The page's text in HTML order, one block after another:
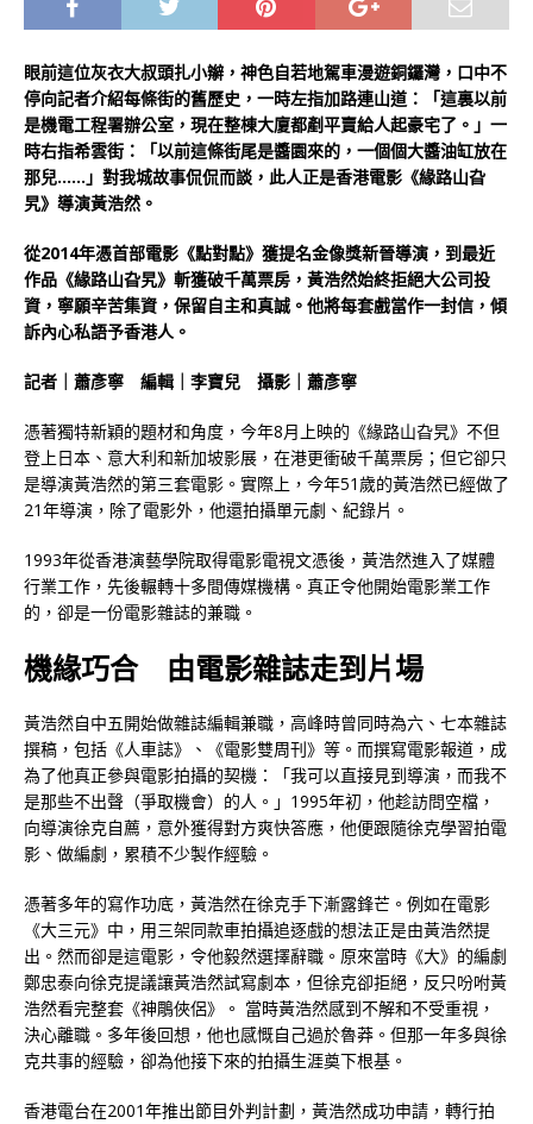
眼前這位灰衣大叔頭扎小辮，神色自若地駕車漫遊銅鑼灣，口中不
停向記者介紹每條街的舊歷史，一時左指加路連山道：「這裏以前
是機電工程署辦公室，現在整棟大廈都剷平賣給人起豪宅了。」一
時右指希雲街：「以前這條街尾是醬園來的，一個個大醬油缸放在
那兒……」對我城故事侃侃而談，此人正是香港電影《緣路山旮
旯》導演黃浩然。
從2014年憑首部電影《點對點》獲提名金像獎新晉導演，到最近
作品《緣路山旮旯》斬獲破千萬票房，黃浩然始終拒絕大公司投
資，寧願辛苦集資，保留自主和真誠。他將每套戲當作一封信，傾
訴內心私語予香港人。
記者｜蕭彥寧 編輯｜李寶兒 攝影｜蕭彥寧
憑著獨特新穎的題材和角度，今年8月上映的《緣路山旮旯》不但
登上日本、意大利和新加坡影展，在港更衝破千萬票房；但它卻只
是導演黃浩然的第三套電影。實際上，今年51歲的黃浩然已經做了
21年導演，除了電影外，他還拍攝單元劇、紀錄片。
1993年從香港演藝學院取得電影電視文憑後，黃浩然進入了媒體
行業工作，先後輾轉十多間傳媒機構。真正令他開始電影業工作
的，卻是一份電影雜誌的兼職。
機緣巧合 由電影雜誌走到片場
黃浩然自中五開始做雜誌編輯兼職，高峰時曾同時為六、七本雜誌
撰稿，包括《人車誌》、《電影雙周刊》等。而撰寫電影報道，成
為了他真正參與電影拍攝的契機：「我可以直接見到導演，而我不
是那些不出聲（爭取機會）的人。」1995年初，他趁訪問空檔，
向導演徐克自薦，意外獲得對方爽快答應，他便跟隨徐克學習拍電
影、做編劇，累積不少製作經驗。
憑著多年的寫作功底，黃浩然在徐克手下漸露鋒芒。例如在電影
《大三元》中，用三架同款車拍攝追逐戲的想法正是由黃浩然提
出。然而卻是這電影，令他毅然選擇辭職。原來當時《大》的編劇
鄭忠泰向徐克提議讓黃浩然試寫劇本，但徐克卻拒絕，反只吩咐黃
浩然看完整套《神鵰俠侶》。 當時黃浩然感到不解和不受重視，
決心離職。多年後回想，他也感慨自己過於魯莽。但那一年多與徐
克共事的經驗，卻為他接下來的拍攝生涯奠下根基。
香港電台在2001年推出節目外判計劃，黃浩然成功申請，轉行拍